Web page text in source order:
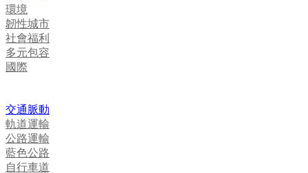
環境
韌性城市
社會福利
多元包容
國際
交通脈動
軌道運輸
公路運輸
藍色公路
自行車道